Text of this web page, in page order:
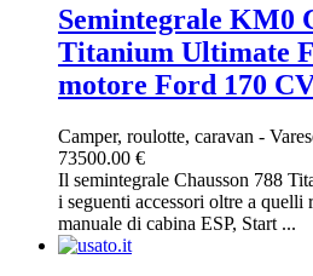
Semintegrale KM0
Titanium Ultimate
motore Ford 170
Camper, roulotte, caravan -
73500.00 €
Il semintegrale Chausson 788
i seguenti accessori oltre a
manuale di cabina ESP, Start ...